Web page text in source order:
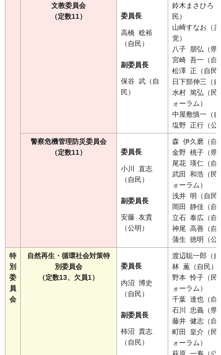
文教委員会
（定数11）
委員長
高橋 稔裕
（自民）
副委員長
保谷 武（自
民）
鈴木まさひろ
民）
山崎すなお（
党）
八子 朋弘（県
宮崎 吾一（自
松澤 正（自民
日下部伸三（
水村 篤弘（民
ォーラム）
中屋敷慎一（
塩野 正行（公
警察危機管理防災委員会
（定数11） 委員長
小川 直志
（自民）
副委員長
安藤 友貴
（公明）
森 伊久磨（自
金野 桃子（県
尾花 瑛仁（自
武田 和浩（民
ォーラム）
浅井 明（自民
岡田 静佳（自
立石 泰広（自
神尾 高善（自
蒲生 徳明（公
特
別
委
員
会
自然再生・循環社会対策特
別委員会
（定数13、欠員1）
委員長
内沼 博史
（自民）
副委員長
柿沼 貴志
（自民）
渡辺聡一郎（
林 薫（自民）
野本 怜子（民
ォーラム）
千葉 達也（自
石川 忠義（県
藤井 健志（自
町田 皇介（民
ォーラム）